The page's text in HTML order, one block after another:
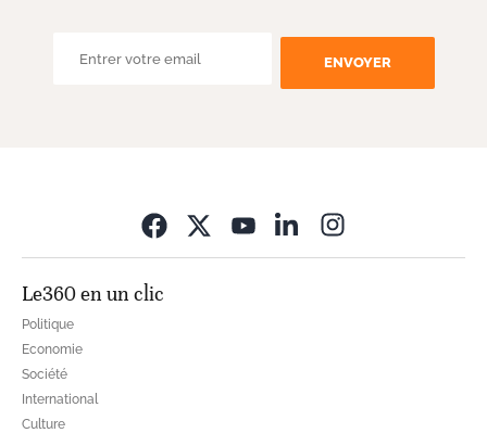
ENVOYER
Le360 en un clic
Politique
Economie
Société
International
Culture